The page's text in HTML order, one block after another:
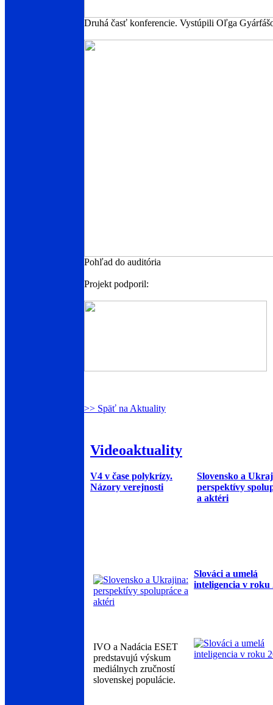
Druhá časť konferencie. Vystúpili Oľga
Pohľad do auditória
Projekt podporil:
>> Späť na Aktuality
Videoaktuality
V4 v čase polykrízy.
Názory verejnosti
Slovensko a
perspektívy
a aktéri
Slováci a umelá
inteligencia v roku
IVO a Nadácia ESET
predstavujú výskum
mediálnych zručností
slovenskej populácie.